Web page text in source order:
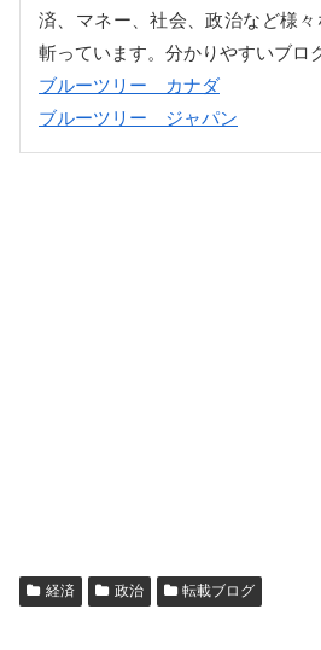
済、マネー、社会、政治など様
斬っています。分かりやすいブロ
ブルーツリー カナダ
ブルーツリー ジャパン
経済 政治 転載ブログ